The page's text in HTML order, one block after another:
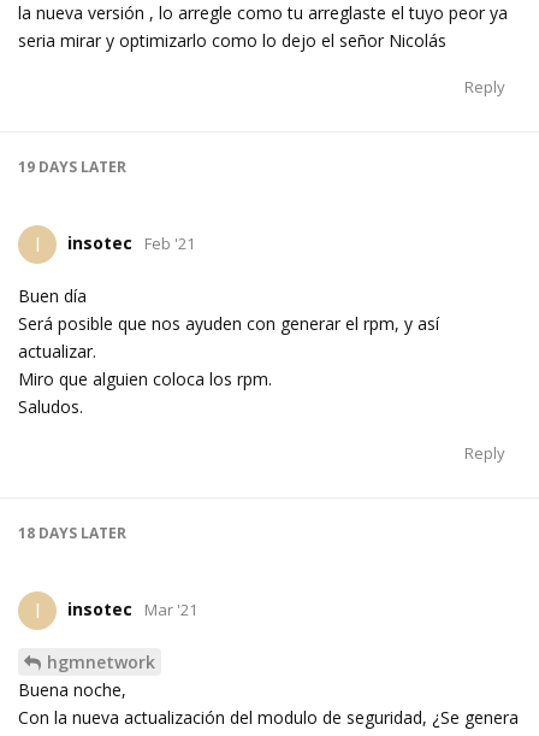
la nueva versión , lo arregle como tu arreglaste el tuyo peor ya
seria mirar y optimizarlo como lo dejo el señor Nicolás
Reply
19 DAYS LATER
I insotec Feb '21
Buen día
Será posible que nos ayuden con generar el rpm, y así
actualizar.
Miro que alguien coloca los rpm.
Saludos.
Reply
18 DAYS LATER
I insotec Mar '21
hgmnetwork
Buena noche,
Con la nueva actualización del modulo de seguridad, ¿Se genera